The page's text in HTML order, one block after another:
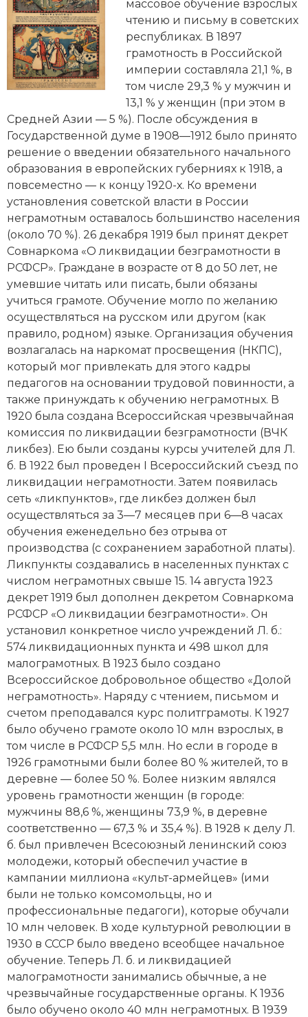
Генеалогия, геральдика
Государство и право
Европа
Империи
Историческая география и топонимика
История материальной и духовной культуры
История международных отношений
История, философия, теория и методология
исторического знания
Итория международных отношений
Латинская Америка
Новая история
Новейшая история
Нумизматика
Образование
Общественные объединения и организации
Политическая история
Революции и народные движения
Религия и церковь
Россия
Северная Америка
Специальные исторические дисциплины
СССР
Южная Америка
массовое обучение взрослых
чтению и письму в советских
республиках. В 1897
грамотность в Российской
империи составляла 21,1 %, в
том числе 29,3 % у мужчин и
13,1 % у женщин (при этом в
Средней Азии — 5 %). После обсуждения в
Государственной думе в 1908—1912 было принято
решение о введении обязательного начального
образования в европейских губерниях к 1918, а
повсеместно — к концу ­1920-х. Ко времени
установления cоветской власти в России
неграмотным оставалось большинство населения
(около 70 %). 26 декабря 1919 был принят декрет
Совнаркома «О ликвидации безграмотности в
РСФСР». Граждане в возрасте от 8 до 50 лет, не
умевшие читать или писать, были обязаны
учиться грамоте. Обучение могло по желанию
осуществляться на русском или другом (как
правило, родном) языке. Организация обучения
возлагалась на наркомат просвещения (НКПС),
который мог привлекать для этого кадры
педагогов на основании трудовой повинности, а
также принуждать к обучению неграмотных. В
1920 была создана Всероссийская чрезвычайная
комиссия по ликвидации безграмотности (ВЧК
ликбез). Ею были созданы курсы учителей для Л.
б. В 1922 был проведен I Всероссийский съезд по
ликвидации неграмотности. Затем появилась
сеть «ликпунктов», где ликбез должен был
осуществляться за 3—7 месяцев при 6—8 часах
обу­чения еженедельно без отрыва от
производства (с сохранением заработной платы).
Ликпункты создавались в населенных пунктах с
числом неграмотных свыше 15. 14 августа 1923
декрет 1919 был дополнен декретом Совнаркома
РСФСР «О ликвидации безграмотности». Он
установил конкретное число учреждений Л. б.:
574 ликвидационных пункта и 498 школ для
малограмотных. В 1923 было создано
Всероссийское добровольное общество «Долой
неграмотность». Наряду с чтением, письмом и
счетом преподавался курс политграмоты. К 1927
было обучено грамоте около 10 млн взрослых, в
том числе в РСФСР 5,5 млн. Но если в городе в
1926 грамотными были более 80 % жителей, то в
деревне — более 50 %. Более низким являлся
уровень грамотности женщин (в городе:
мужчины 88,6 %, женщины 73,9 %, в деревне
соответственно — 67,3 % и 35,4 %). В 1928 к делу Л.
б. был привлечен Всесоюзный ленинский союз
молодежи, который обеспечил участие в
кампании миллиона «культ-армейцев» (ими
были не только комсомольцы, но и
профессиональные педагоги), которые обучали
10 млн человек. В ходе культурной революции в
1930 в СССР было введено всеобщее начальное
обучение. Теперь Л. б. и ликвидацией
малограмотности занимались обычные, а не
чрезвычайные государственные органы. К 1936
было обучено около 40 млн неграмотных. В 1939